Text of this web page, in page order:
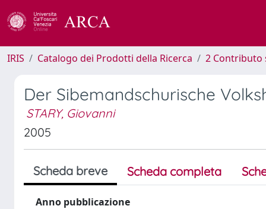
IRIS Catalogo dei Prodotti della Ricerca 2 Contributo
Der Sibemandschurische
STARY, Giovanni
2005
Scheda breve Scheda completa
Anno pubblicazione